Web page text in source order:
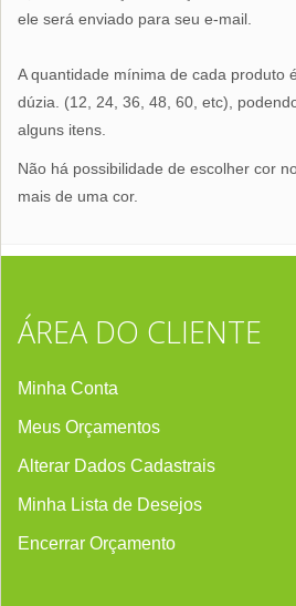
ele será enviado para seu e-mail.
A quantidade mínima de cada produto
dúzia. (12, 24, 36, 48, 60, etc),
alguns itens.
Não há possibilidade de escolher cor
mais de uma cor.
ÁREA DO CLIENTE
Minha Conta
Meus Orçamentos
Alterar Dados Cadastrais
Minha Lista de Desejos
Encerrar Orçamento